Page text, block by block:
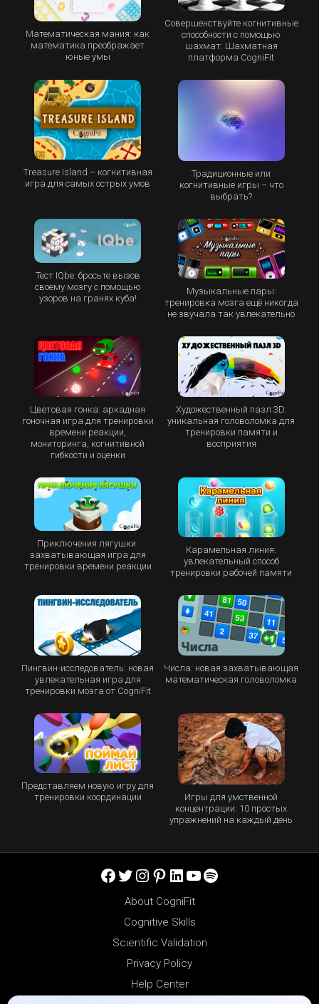
Математическая мания: как
математика преображает
юные умы
Совершенствуйте когнитивные
способности с помощью
шахмат: Шахматная
платформа CogniFit
Treasure Island – когнитивная
игра для самых острых умов
Традиционные или
когнитивные игры – что
выбрать?
Тест IQbe: бросьте вызов
своему мозгу с помощью
узоров на гранях куба!
Музыкальные пары:
тренировка мозга ещё никогда
не звучала так увлекательно
Цветовая гонка: аркадная
гоночная игра для тренировки
времени реакции,
мониторинга, когнитивной
гибкости и оценки
Художественный пазл 3D:
уникальная головоломка для
тренировки памяти и
восприятия
Приключения лягушки:
захватывающая игра для
тренировки времени реакции
Карамельная линия:
увлекательный способ
тренировки рабочей памяти
Пингвин-исследователь: новая
увлекательная игра для
тренировки мозга от CogniFit
Числа: новая захватывающая
математическая головоломка
Представляем новую игру для
тренировки координации
Игры для умственной
концентрации: 10 простых
упражнений на каждый день
Facebook
Twitter
Instagram
Pinterest
LinkedIn
YouTube
Spotify
About CogniFit
Cognitive Skills
Scientific Validation
Privacy Policy
Help Center